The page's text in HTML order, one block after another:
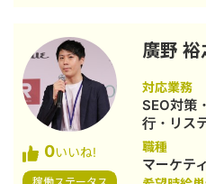
するメデ
メインと
ナによる
落とさず
在はBtoB
してWeb
拡大戦略
んでいます。 具体的に何から
分からな
0いいね!
廣野 裕
対応業務
SEO対策
行・リス
職種
マーケテ